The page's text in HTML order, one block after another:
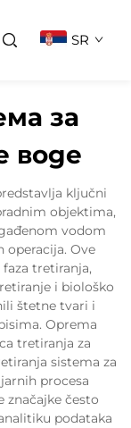
SR
за
воде
ključni
objektima,
vodom
Ove
tretiranja,
i biološko
štetne tvari i
Oprema
tretiranja za
sistema za
procesa
značajke često
podataka